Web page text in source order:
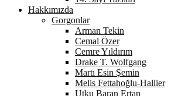
Hakkımızda
Gorgonlar
Arman Tekin
Cemal Özer
Cemre Yıldırım
Drake T. Wolfgang
Martı Esin Şemin
Melis Fettahoğlu-Hallier
Utku Baran Ertan